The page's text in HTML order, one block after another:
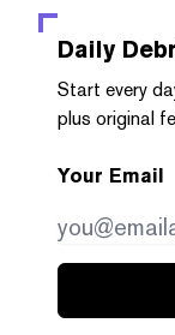
Daily
Start every
plus original
Your Email